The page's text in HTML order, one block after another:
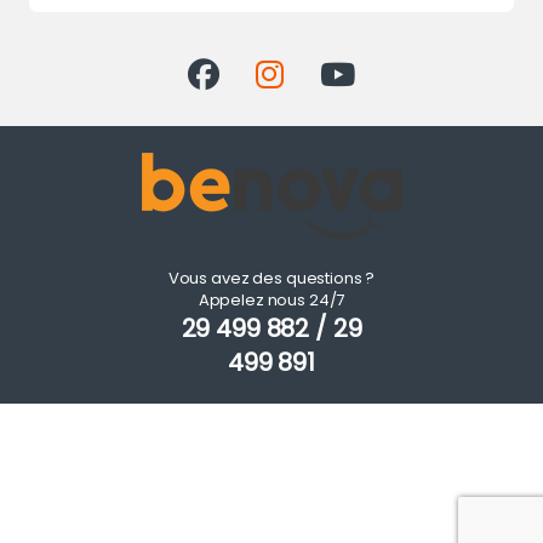
Vous avez des questions ?
Appelez nous 24/7
29 499 882 / 29
499 891